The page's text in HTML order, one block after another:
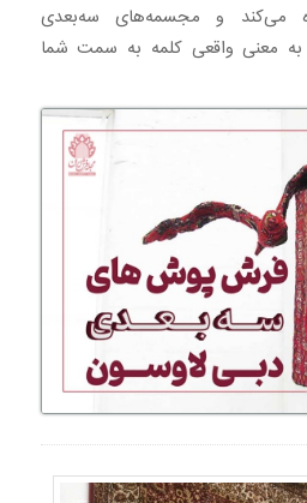
می‌کند و مجسمه‌های سه‌بعدی
به معنی واقعی کلمه به سمت شما